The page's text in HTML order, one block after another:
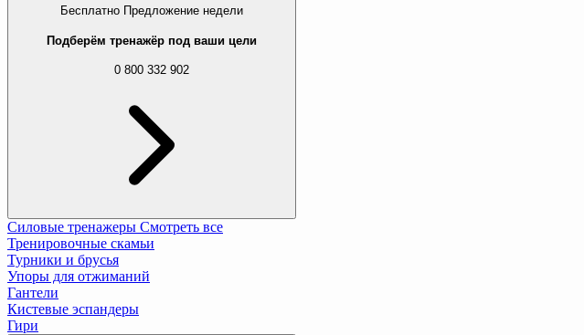
Бесплатно Предложение недели
Подберём тренажёр под ваши цели
0 800 332 902
Силовые тренажеры Смотреть все
Тренировочные скамьи
Турники и брусья
Упоры для отжиманий
Гантели
Кистевые эспандеры
Гири